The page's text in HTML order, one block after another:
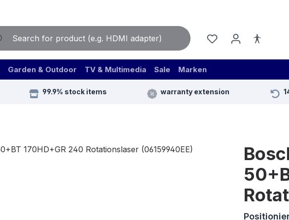
Garden & Outdoor TV & Multimedia Sale Marken
99.9% stock items warranty extension